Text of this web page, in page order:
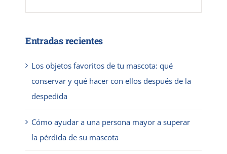
Entradas recientes
Los objetos favoritos de tu mascota: qué
conservar y qué hacer con ellos después de la
despedida
Cómo ayudar a una persona mayor a superar
la pérdida de su mascota